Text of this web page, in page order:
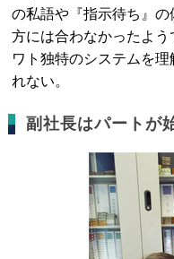
の私語や『指示待ち』
方には合わなかったよ
ワト独特のシステムを
れない。
副社長はパートが